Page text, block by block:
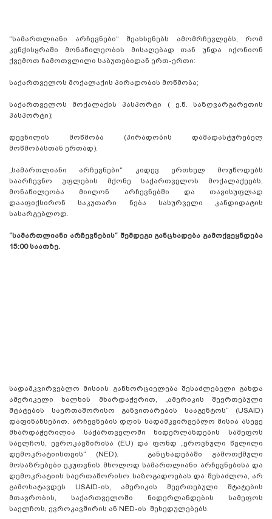
“სამართლიანი არჩევნები“ შეახსენებს ამომრჩევლებს, რომ
კენჭისყრაში მონაწილეობის მისაღებად თან უნდა იქონიონ
ქვემოთ ჩამოთვლილი საბუთებიდან ერთ-ერთი:
საქართველოს მოქალაქის პირადობის მოწმობა;
საქართველოს მოქალაქის პასპორტი ( ე.წ. საზღვარგარეთის
პასპორტი);
დევნილის მოწმობა (პირადობის დამადასტურებელ
მოწმობასთან ერთად).
„სამართლიანი არჩევნები“ კიდევ ერთხელ მოუწოდებს
საარჩევნო უფლების მქონე საქართველოს მოქალაქეებს,
მონაწილეობა მიიღონ არჩევნებში და თავისუფლად
დააფიქსირონ საკუთარი ნება სასურველი კანდიდატის
სასარგებლოდ.
“სამართლიანი არჩევნების“ შემდეგი განცხადება გამოქვეყნდება
15:00 საათზე.
სადამკვირვებლო მისიის განხორციელება შესაძლებელი გახდა
ამერიკელი ხალხის მხარდაჭერით, „ამერიკის შეერთებული
შტატების საერთაშორისო განვითარების სააგენტოს“ (USAID)
დაფინანსებით. არჩევნების დღის სადამკვირვებლო მისია ასევე
მხარდაჭერილია საქართველოში ნიდერლანდების სამეფოს
საელჩოს, ევროკავშირისა (EU) და ფონდ „ეროვნული წვლილი
დემოკრატიისთვის“ (NED). განცხადებაში გამოთქმული
მოსაზრებები ეკუთვნის მხოლოდ სამართლიანი არჩევნებისა და
დემოკრატიის საერთაშორისო საზოგადოებას და შესაძლოა, არ
გამოხატავდეს USAID-ის, ამერიკის შეერთებული შტატების
მთავრობის, საქართველოში ნიდერლანდების სამეფოს
საელჩოს, ევროკავშირის ან NED-ის შეხედულებებს.